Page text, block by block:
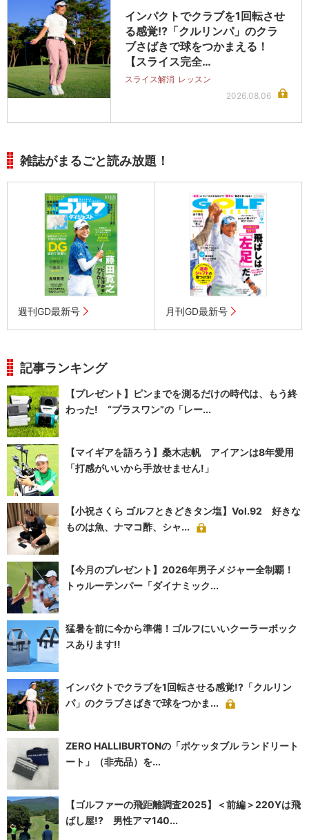
インパクトでクラブを1回転させ
る感覚!?「クルリンパ」のクラ
ブさばきで球をつかまえる！
【スライス完全…
スライス解消 レッスン
2026.08.06
雑誌がまるごと読み放題！
週刊GD最新号 月刊GD最新号
記事ランキング
【プレゼント】ピンまでを測るだけの時代は、もう終
わった! “プラスワン”の「レー...
【マイギアを語ろう】桑木志帆 アイアンは8年愛用
「打感がいいから手放せません!」
【小祝さくら ゴルフときどきタン塩】Vol.92 好きな
ものは魚、ナマコ酢、シャ...
【今月のプレゼント】2026年男子メジャー全制覇！
トゥルーテンパー「ダイナミック...
猛暑を前に今から準備！ゴルフにいいクーラーボック
スあります!!
インパクトでクラブを1回転させる感覚!?「クルリン
パ」のクラブさばきで球をつかま...
ZERO HALLIBURTONの「ポケッタブル ランドリート
ート」（非売品）を...
【ゴルファーの飛距離調査2025】＜前編＞220Yは飛
ばし屋!? 男性アマ140...